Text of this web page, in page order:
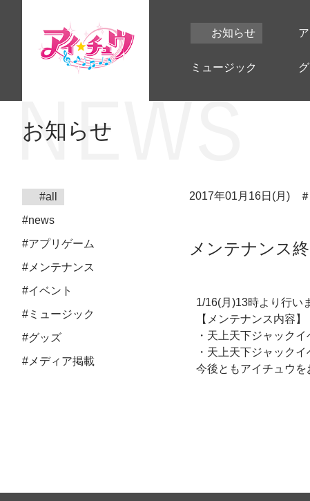
お知らせ
ミュージック
お知らせ
#all
#news
#アプリゲーム
#メンテナンス
#イベント
#ミュージック
#グッズ
#メディア掲載
2017年01月16日(月)
メンテナンス
1/16(月)13時より行い
【メンテナンス内容】
・天上天下ジャック
・天上天下ジャック
今後ともアイチュウを